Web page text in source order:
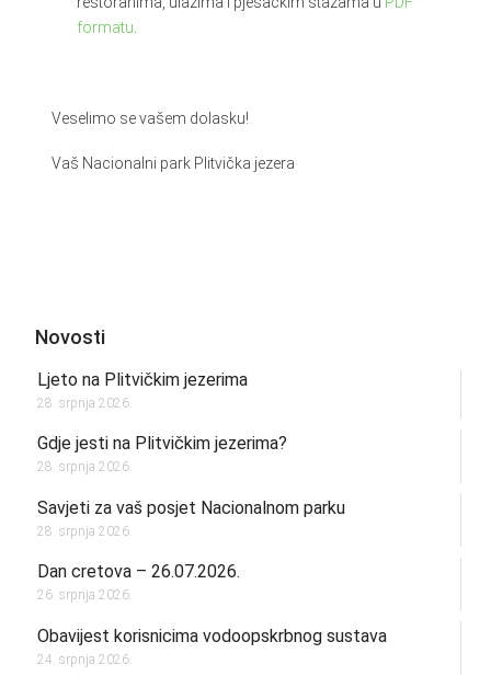
formatu
Veselimo se vašem dolasku!
Vaš Nacionalni park Plitvička jezera
Novosti
Ljeto na Plitvičkim jezerima
28. srpnja 2026.
Gdje jesti na Plitvičkim jezerima?
28. srpnja 2026.
Savjeti za vaš posjet Nacionalnom parku
28. srpnja 2026.
Dan cretova – 26.07.2026.
26. srpnja 2026.
Obavijest korisnicima vodoopskrbnog sustava
24. srpnja 2026.